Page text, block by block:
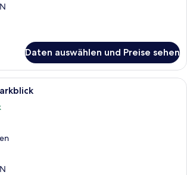
Daten auswählen und Preise sehen
Ein Park mit Wegen und Bäumen,